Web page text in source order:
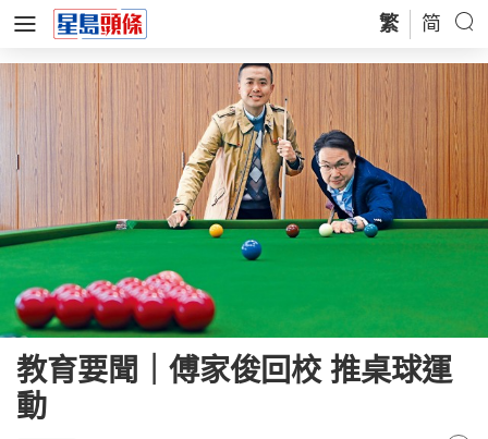
繁 简
教育要聞｜傅家俊回校 推桌球運
動